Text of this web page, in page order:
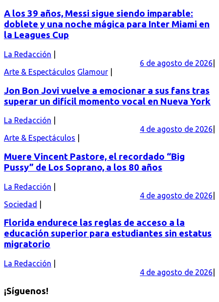
A los 39 años, Messi sigue siendo imparable:
doblete y una noche mágica para Inter Miami en
la Leagues Cup
La Redacción
6 de agosto de 2026
Arte & Espectáculos Glamour
Jon Bon Jovi vuelve a emocionar a sus fans tras
superar un difícil momento vocal en Nueva York
La Redacción
4 de agosto de 2026
Arte & Espectáculos
Muere Vincent Pastore, el recordado “Big
Pussy” de Los Soprano, a los 80 años
La Redacción
4 de agosto de 2026
Sociedad
Florida endurece las reglas de acceso a la
educación superior para estudiantes sin estatus
migratorio
La Redacción
4 de agosto de 2026
¡Síguenos!